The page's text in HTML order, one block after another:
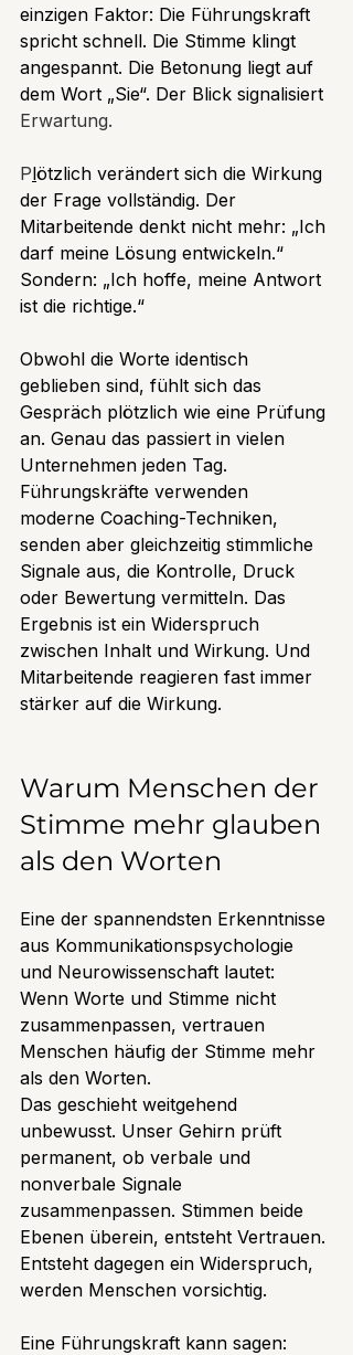
einzigen Faktor: Die Führungskraft
spricht schnell. Die Stimme klingt
angespannt. Die Betonung liegt auf
dem Wort „Sie“. Der Blick signalisiert
Erwartung.
Plötzlich verändert sich die Wirkung
der Frage vollständig. Der
Mitarbeitende denkt nicht mehr: „Ich
darf meine Lösung entwickeln.“
Sondern: „Ich hoffe, meine Antwort
ist die richtige.“
Obwohl die Worte identisch
geblieben sind, fühlt sich das
Gespräch plötzlich wie eine Prüfung
an. Genau das passiert in vielen
Unternehmen jeden Tag.
Führungskräfte verwenden
moderne Coaching-Techniken,
senden aber gleichzeitig stimmliche
Signale aus, die Kontrolle, Druck
oder Bewertung vermitteln. Das
Ergebnis ist ein Widerspruch
zwischen Inhalt und Wirkung. Und
Mitarbeitende reagieren fast immer
stärker auf die Wirkung.
Warum Menschen der
Stimme mehr glauben
als den Worten
Eine der spannendsten Erkenntnisse
aus Kommunikationspsychologie
und Neurowissenschaft lautet:
Wenn Worte und Stimme nicht
zusammenpassen, vertrauen
Menschen häufig der Stimme mehr
als den Worten.
Das geschieht weitgehend
unbewusst. Unser Gehirn prüft
permanent, ob verbale und
nonverbale Signale
zusammenpassen. Stimmen beide
Ebenen überein, entsteht Vertrauen.
Entsteht dagegen ein Widerspruch,
werden Menschen vorsichtig.
Eine Führungskraft kann sagen: